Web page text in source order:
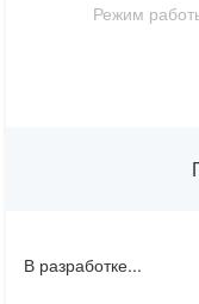
Режим
В разработке...